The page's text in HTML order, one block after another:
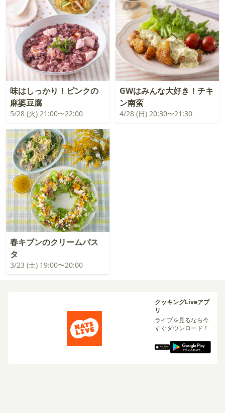
味はしっかり！ピンクの
麻婆豆腐
5/28 (火) 21:00〜22:00
GWはみんな大好き！チキ
ン南蛮
4/28 (日) 20:30〜21:30
春キブンのクリームパス
タ
3/23 (土) 19:00〜20:00
クッキングLiveアプ
リ
ライブを見るなら今
すぐダウンロード！